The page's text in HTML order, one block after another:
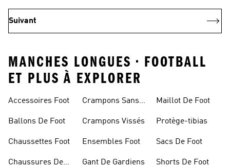
Suivant
MANCHES LONGUES • FOOTBALL
ET PLUS À EXPLORER
Accessoires Foot
Ballons De Foot
Chaussettes Foot
Chaussures De
Crampons Sans
Crampons Vissés
Ensembles Foot
Gant De Gardiens
Maillot De Foot
Protège-tibias
Sacs De Foot
Shorts De Foot